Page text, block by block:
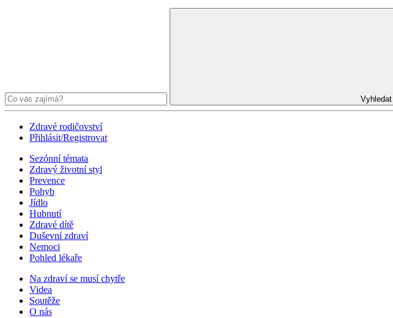
Vyhledat
Zdravé rodičovství
Přihlásit/Registrovat
Sezónní témata
Zdravý životní styl
Prevence
Pohyb
Jídlo
Hubnutí
Zdravé dítě
Duševní zdraví
Nemoci
Pohled lékaře
Na zdraví se musí chytře
Videa
Soutěže
O nás